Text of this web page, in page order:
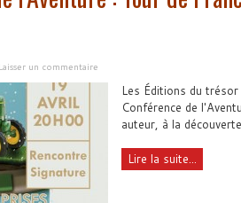
Laisser un commentaire
Les Éditions du
Conférence de
auteur, à la
Lire la suite...